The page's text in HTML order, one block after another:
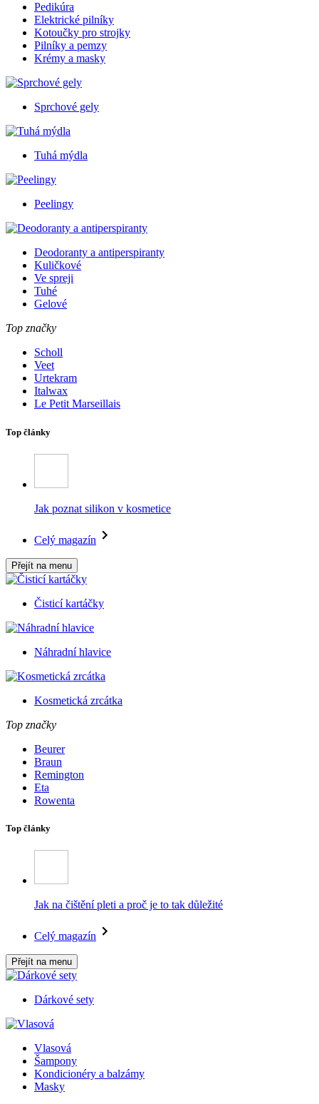
Pedikúra
Elektrické pilníky
Kotoučky pro strojky
Pilníky a pemzy
Krémy a masky
Sprchové gely
Tuhá mýdla
Peelingy
Deodoranty a antiperspiranty
Kuličkové
Ve spreji
Tuhé
Gelové
Top značky
Scholl
Veet
Urtekram
Italwax
Le Petit Marseillais
Top články
Jak poznat silikon v kosmetice
Celý magazín
Přejít na menu
Čisticí kartáčky
Náhradní hlavice
Kosmetická zrcátka
Top značky
Beurer
Braun
Remington
Eta
Rowenta
Top články
Jak na čištění pleti a proč je to tak důležité
Celý magazín
Přejít na menu
Dárkové sety
Vlasová
Šampony
Kondicionéry a balzámy
Masky